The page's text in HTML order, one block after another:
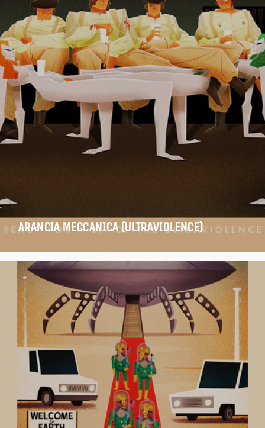
ARANCIA MECCANICA (ULTRAVIOLENCE)